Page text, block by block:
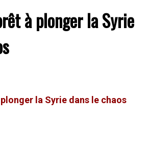
à plonger la Syrie
la Syrie dans le chaos